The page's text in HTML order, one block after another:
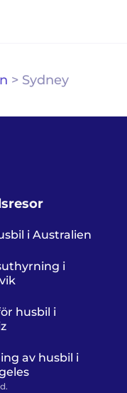
> Sydney
i Australien
i
husbil i
av husbil i